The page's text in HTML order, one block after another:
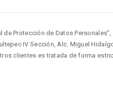
de Protección de Datos
IV Sección, Alc. Miguel
clientes es tratada de forma